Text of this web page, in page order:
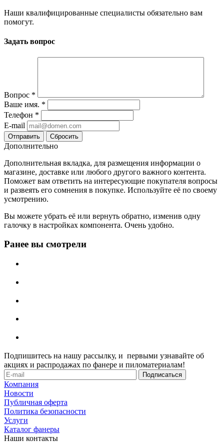
Наши квалифицированные специалисты обязательно вам
помогут.
Задать вопрос
Вопрос *
Ваше имя. *
Телефон *
E-mail
Сбросить
Дополнительно
Дополнительная вкладка, для размещения информации о
магазине, доставке или любого другого важного контента.
Поможет вам ответить на интересующие покупателя вопросы
и развеять его сомнения в покупке. Используйте её по своему
усмотрению.
Вы можете убрать её или вернуть обратно, изменив одну
галочку в настройках компонента. Очень удобно.
Ранее вы смотрели
Подпишитесь на нашу рассылку, и первыми узнавайте об
акциях и распродажах по фанере и пиломатериалам!
Компания
Новости
Публичная оферта
Политика безопасности
Услуги
Каталог фанеры
Наши контакты